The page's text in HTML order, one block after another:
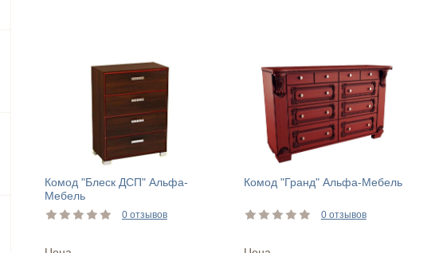
Комод "Блеск ДСП" Альфа-
Мебель
0 отзывов
Комод "Гранд" Альфа-Мебель
0 отзывов